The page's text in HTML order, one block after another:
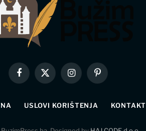
Facebook
X
InstagramPinterest
USLOVI KORIŠTENJA KONTAKT